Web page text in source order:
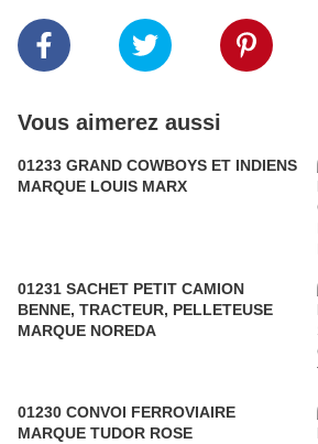
Vous aimerez aussi
01233 GRAND COWBOYS ET INDIENS
MARQUE LOUIS MARX
01231 SACHET PETIT CAMION
BENNE, TRACTEUR, PELLETEUSE
MARQUE NOREDA
01230 CONVOI FERROVIAIRE
MARQUE TUDOR ROSE